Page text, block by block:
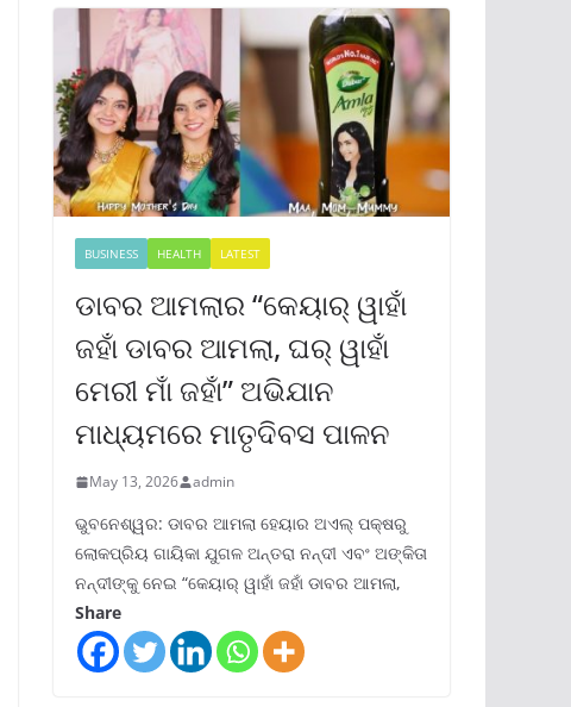
BUSINESS HEALTH LATEST
ଡାବର ଆମଲାର “କେୟାର୍ ୱାହାଁ
ଜହାଁ ଡାବର ଆମଲା, ଘର୍ ୱାହାଁ
ମେରୀ ମାଁ ଜହାଁ” ଅଭିଯାନ
ମାଧ୍ୟମରେ ମାତୃଦିବସ ପାଳନ
May 13, 2026 admin
ଭୁବନେଶ୍ୱର: ଡାବର ଆମଲା ହେୟାର ଅଏଲ୍ ପକ୍ଷରୁ
ଲୋକପ୍ରିୟ ଗାୟିକା ଯୁଗଳ ଅନ୍ତରା ନନ୍ଦୀ ଏବଂ ଅଙ୍କିତା
ନନ୍ଦୀଙ୍କୁ ନେଇ “କେୟାର୍ ୱାହାଁ ଜହାଁ ଡାବର ଆମଲା,
Share